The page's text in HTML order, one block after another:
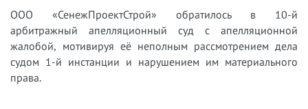
ООО «СенежПроектСтрой» обратилось в 10-й
арбитражный апелляционный суд с апелляционной
жалобой, мотивируя её неполным рассмотрением дела
судом 1-й инстанции и нарушением им материального
права.